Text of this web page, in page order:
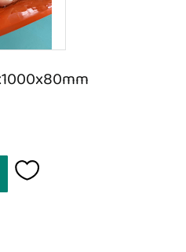
Lägg till i favoriter